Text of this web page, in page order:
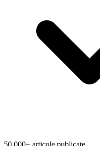
50.000+ articole publicate